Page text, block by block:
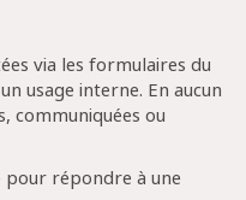
via les formulaires du
usage interne. En aucun
communiquées ou
pour répondre à une